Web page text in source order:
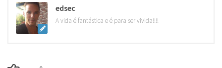
edsec
A vida é fantástica e é para ser vivida!!!!